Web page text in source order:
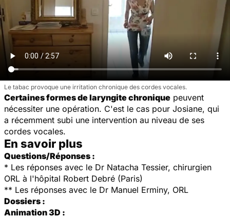
Le tabac provoque une irritation chronique des cordes vocales.
Certaines formes de laryngite chronique peuvent
nécessiter une opération. C'est le cas pour Josiane, qui
a récemment subi une intervention au niveau de ses
cordes vocales.
En savoir plus
Questions/Réponses :
* Les réponses avec le Dr Natacha Tessier, chirurgien
ORL à l'hôpital Robert Debré (Paris)
** Les réponses avec le Dr Manuel Erminy, ORL
Dossiers :
Animation 3D :